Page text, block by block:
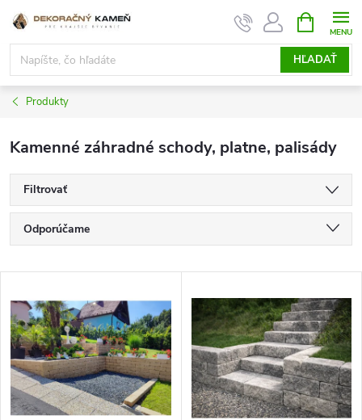
Prejsť
obsah
HĽADAŤ
KOŠÍK
Produkty
Kamenné záhradné schody, platne, palisády
Filtrovať
e
i
e
p
r
o
d
Odporúčame
Najpredávanejšie
Abecedne
ý
p
i
s
p
r
o